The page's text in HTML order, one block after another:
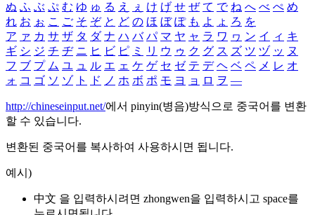
ぬ ふ ぶ ぷ む ゆ ゅ る え ぇ け げ せ ぜ て で ね へ べ ぺ め
れ お ぉ こ ご そ ぞ と ど の ほ ぼ ぽ も よ ょ ろ を
ア ァ カ サ ザ タ ダ ナ ハ バ パ マ ヤ ャ ラ ワ ヮ ン イ ィ キ
ギ シ ジ チ ヂ ニ ヒ ビ ピ ミ リ ウ ゥ ク グ ス ズ ツ ヅ ッ ヌ
フ ブ プ ム ユ ュ ル エ ェ ケ ゲ セ ゼ テ デ ヘ ベ ペ メ レ オ
ォ コ ゴ ソ ゾ ト ド ノ ホ ボ ポ モ ヨ ョ ロ ヲ ―
http://chineseinput.net/에서 pinyin(병음)방식으로 중국어를 변환
할 수 있습니다.
변환된 중국어를 복사하여 사용하시면 됩니다.
예시)
中文 을 입력하시려면 zhongwen을 입력하시고 space를